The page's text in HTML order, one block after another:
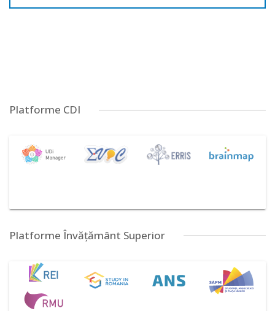
Platforme CDI
Platforme Învățământ Superior